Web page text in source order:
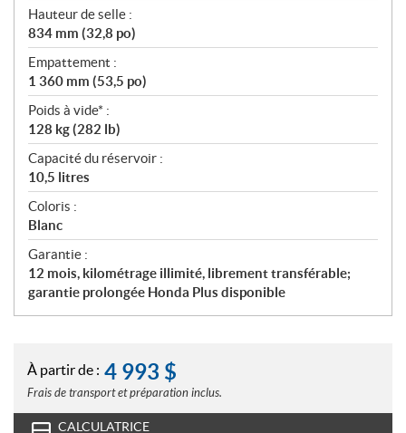
Hauteur de selle :
834 mm (32,8 po)
Empattement :
1 360 mm (53,5 po)
Poids à vide* :
128 kg (282 lb)
Capacité du réservoir :
10,5 litres
Coloris :
Blanc
Garantie :
12 mois, kilométrage illimité, librement transférable;
garantie prolongée Honda Plus disponible
À partir de : 4 993 $
Frais de transport et préparation inclus.
CALCULATRICE